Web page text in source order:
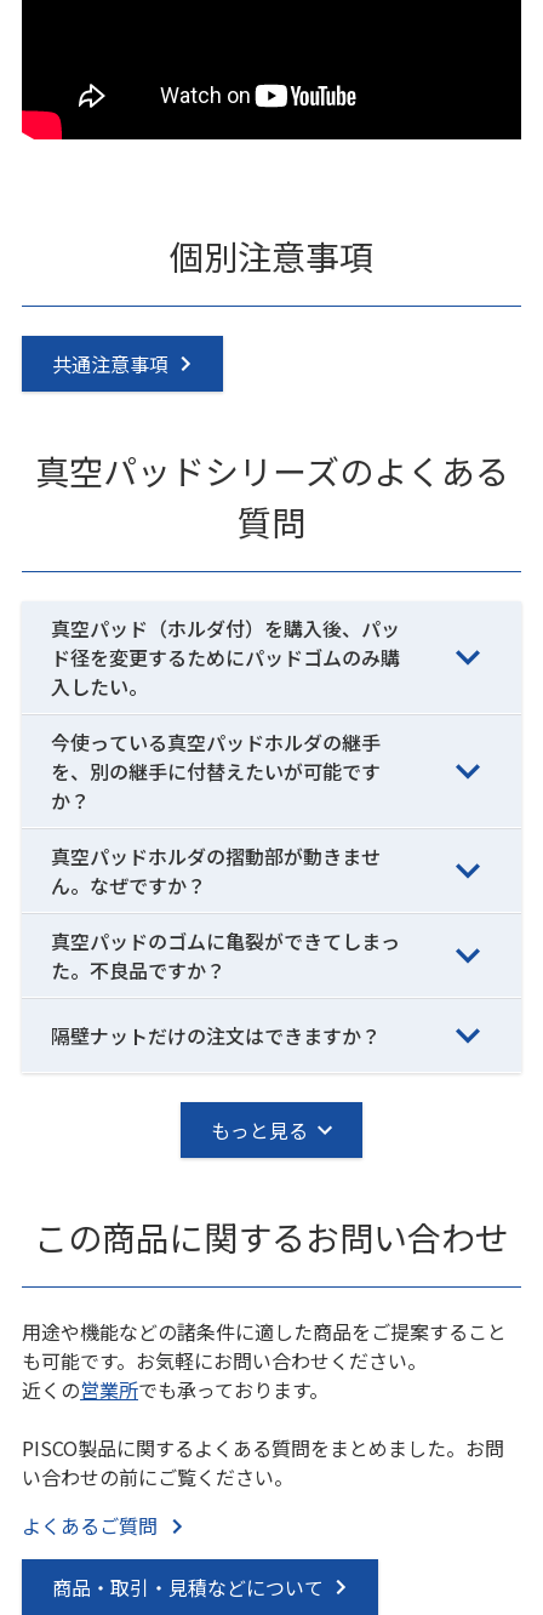
個別注意事項
共通注意事項
真空パッドシリーズのよくある
質問
真空パッド（ホルダ付）を購入後、パッ
ド径を変更するためにパッドゴムのみ購
入したい。
今使っている真空パッドホルダの継手
を、別の継手に付替えたいが可能です
か？
真空パッドホルダの摺動部が動きませ
ん。なぜですか？
真空パッドのゴムに亀裂ができてしまっ
た。不良品ですか？
隔壁ナットだけの注文はできますか？
もっと見る
この商品に関するお問い合わせ
用途や機能などの諸条件に適した商品をご提案すること
も可能です。お気軽にお問い合わせください。
近くの営業所でも承っております。
PISCO製品に関するよくある質問をまとめました。お問
い合わせの前にご覧ください。
よくあるご質問
商品・取引・見積などについて